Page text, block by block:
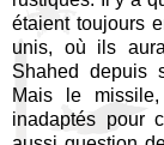
étaient toujours
unis, où ils
Shahed depuis
Mais le
inadaptés pour